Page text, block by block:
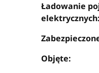
Ładowanie
elektrycznych:
Objęte: